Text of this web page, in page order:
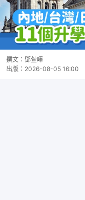
撰文： 鄧萱暉
出版： 2026-08-05 16:00